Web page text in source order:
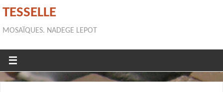
TESSELLE
MOSAÏQUES. NADEGE LEPOT